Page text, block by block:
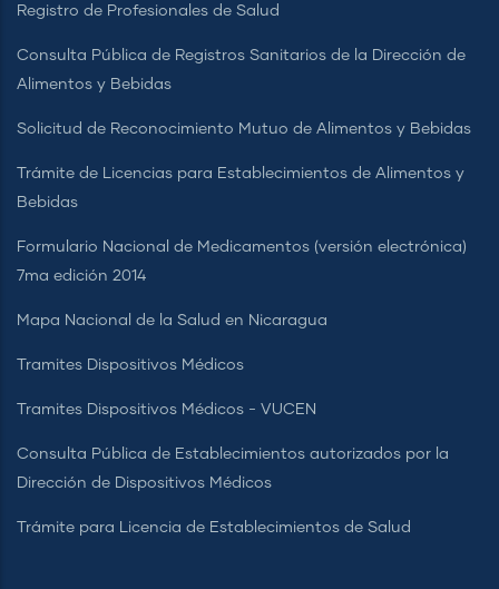
Registro de Profesionales de Salud
Consulta Pública de Registros Sanitarios de la Dirección de
Alimentos y Bebidas
Solicitud de Reconocimiento Mutuo de Alimentos y Bebidas
Trámite de Licencias para Establecimientos de Alimentos y
Bebidas
Formulario Nacional de Medicamentos (versión electrónica)
7ma edición 2014
Mapa Nacional de la Salud en Nicaragua
Tramites Dispositivos Médicos
Tramites Dispositivos Médicos - VUCEN
Consulta Pública de Establecimientos autorizados por la
Dirección de Dispositivos Médicos
Trámite para Licencia de Establecimientos de Salud